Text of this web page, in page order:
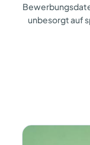
unbesorgt auf